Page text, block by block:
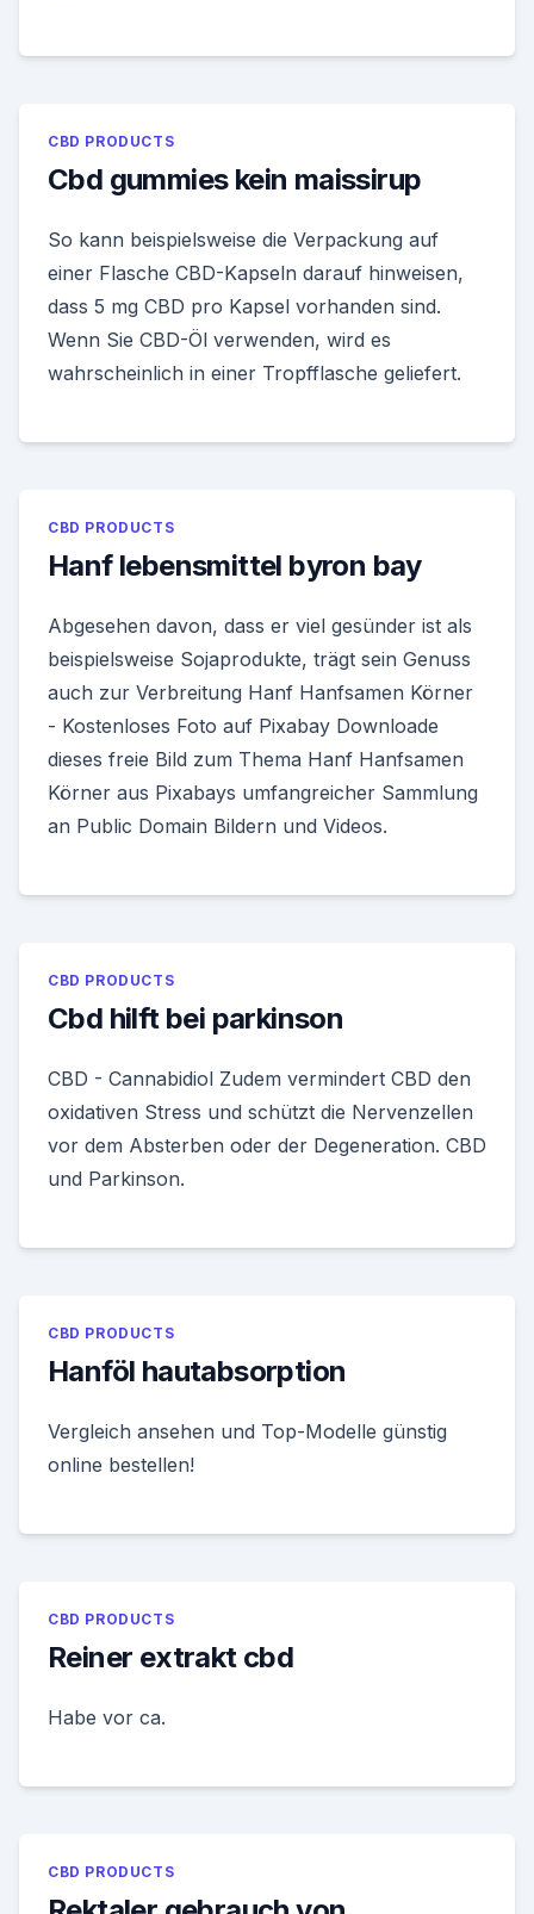
CBD PRODUCTS
Cbd gummies kein maissirup
So kann beispielsweise die Verpackung auf
einer Flasche CBD-Kapseln darauf hinweisen,
dass 5 mg CBD pro Kapsel vorhanden sind.
Wenn Sie CBD-Öl verwenden, wird es
wahrscheinlich in einer Tropfflasche geliefert.
CBD PRODUCTS
Hanf lebensmittel byron bay
Abgesehen davon, dass er viel gesünder ist als
beispielsweise Sojaprodukte, trägt sein Genuss
auch zur Verbreitung Hanf Hanfsamen Körner
- Kostenloses Foto auf Pixabay Downloade
dieses freie Bild zum Thema Hanf Hanfsamen
Körner aus Pixabays umfangreicher Sammlung
an Public Domain Bildern und Videos.
CBD PRODUCTS
Cbd hilft bei parkinson
CBD - Cannabidiol Zudem vermindert CBD den
oxidativen Stress und schützt die Nervenzellen
vor dem Absterben oder der Degeneration. CBD
und Parkinson.
CBD PRODUCTS
Hanföl hautabsorption
Vergleich ansehen und Top-Modelle günstig
online bestellen!
CBD PRODUCTS
Reiner extrakt cbd
Habe vor ca.
CBD PRODUCTS